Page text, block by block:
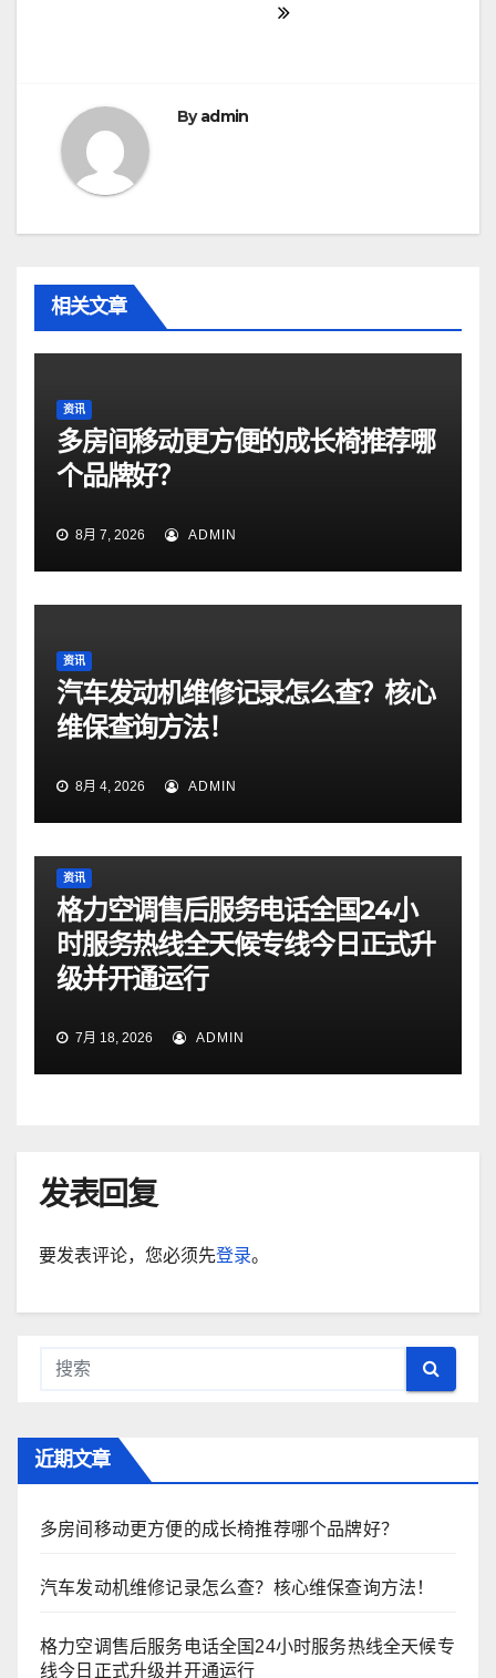
Byadmin
相关文章
资讯
多房间移动更方便的成长椅推荐哪
个品牌好？
8月 7, 2026 ADMIN
资讯
汽车发动机维修记录怎么查？核心
维保查询方法！
8月 4, 2026 ADMIN
资讯
格力空调售后服务电话全国24小
时服务热线全天候专线今日正式升
级并开通运行
7月 18, 2026 ADMIN
发表回复
要发表评论，您必须先登录。
近期文章
多房间移动更方便的成长椅推荐哪个品牌好？
汽车发动机维修记录怎么查？核心维保查询方法！
格力空调售后服务电话全国24小时服务热线全天候专
线今日正式升级并开通运行